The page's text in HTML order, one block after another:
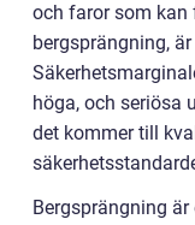
och faror som kan
bergsprängning,
höga, och seriösa
det kommer till
Bergsprängning